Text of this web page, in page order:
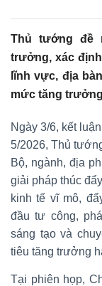
Thủ tướng đề
trưởng, xác
lĩnh vực, địa
mức tăng
Ngày 3/6, kết
5/2026, Thủ
Bộ, ngành, địa
giải pháp thúc
kinh tế vĩ mô,
đầu tư công,
sáng tạo và
tiêu tăng trưởng
Tại phiên họp,